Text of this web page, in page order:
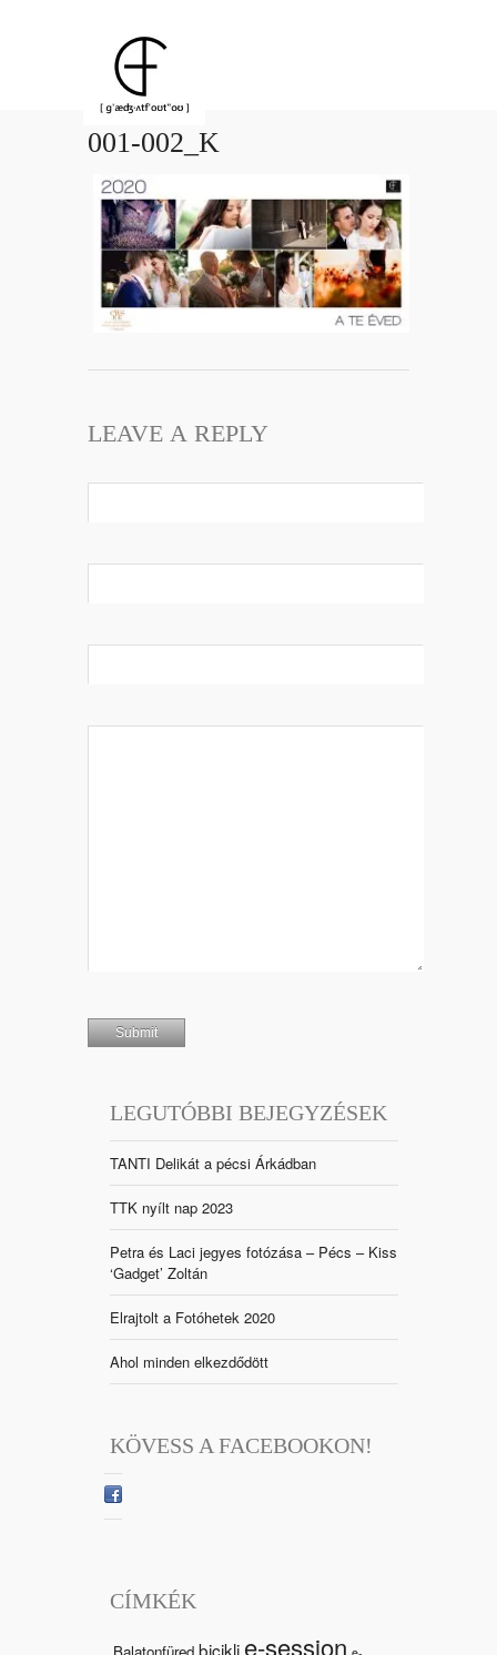
001-002_K
LEAVE A REPLY
LEGUTÓBBI BEJEGYZÉSEK
TANTI Delikát a pécsi Árkádban
TTK nyílt nap 2023
Petra és Laci jegyes fotózása – Pécs – Kiss
‘Gadget’ Zoltán
Elrajtolt a Fotóhetek 2020
Ahol minden elkezdődött
KÖVESS A FACEBOOKON!
CÍMKÉK
bicikli e-session